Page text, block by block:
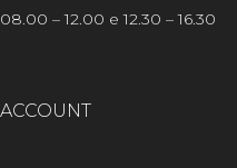
08.00 – 12.00 e 12.30 – 16.30
ACCOUNT